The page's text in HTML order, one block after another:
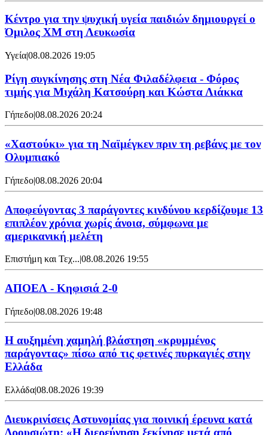
Κέντρο για την ψυχική υγεία παιδιών δημιουργεί ο
Όμιλος XM στη Λευκωσία
Υγεία|08.08.2026 19:05
Ρίγη συγκίνησης στη Νέα Φιλαδέλφεια - Φόρος
τιμής για Μιχάλη Κατσούρη και Κώστα Λιάκκα
Γήπεδο|08.08.2026 20:24
«Χαστούκι» για τη Ναϊμέγκεν πριν τη ρεβάνς με τον
Ολυμπιακό
Γήπεδο|08.08.2026 20:04
Αποφεύγοντας 3 παράγοντες κινδύνου κερδίζουμε 13
επιπλέον χρόνια χωρίς άνοια, σύμφωνα με
αμερικανική μελέτη
Επιστήμη και Τεχ...|08.08.2026 19:55
ΑΠΟΕΛ - Κηφισιά 2-0
Γήπεδο|08.08.2026 19:48
Η αυξημένη χαμηλή βλάστηση «κρυμμένος
παράγοντας» πίσω από τις φετινές πυρκαγιές στην
Ελλάδα
Ελλάδα|08.08.2026 19:39
Διευκρινίσεις Αστυνομίας για ποινική έρευνα κατά
Δρουσιώτη: «Η διερεύνηση ξεκίνησε μετά από